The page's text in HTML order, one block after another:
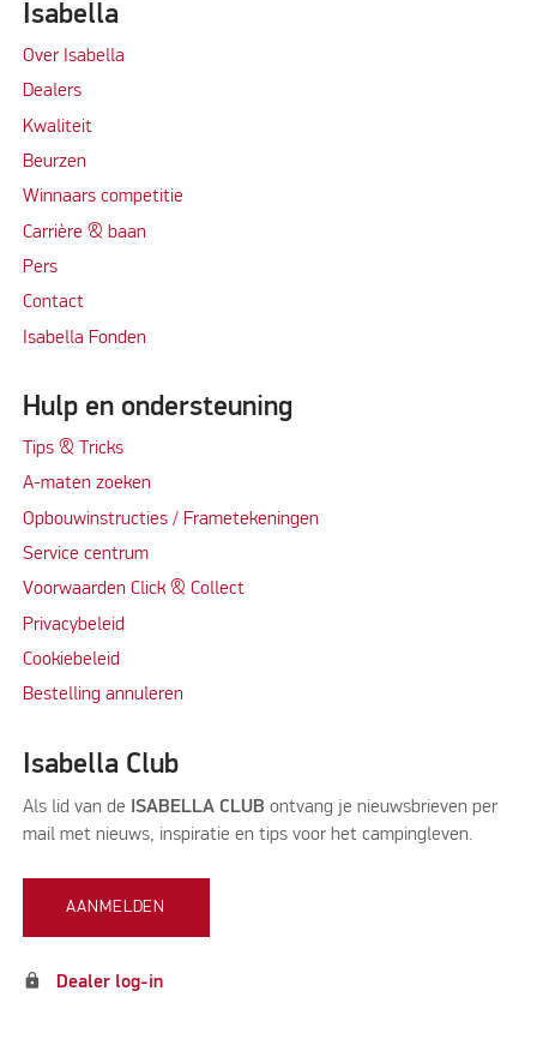
Isabella
Over Isabella
Dealers
Kwaliteit
Beurzen
Winnaars competitie
Carrière & baan
Pers
Contact
Isabella Fonden
Hulp en ondersteuning
Tips & Tricks
A-maten zoeken
Opbouwinstructies / Frametekeningen
Service centrum
Voorwaarden Click & Collect
Privacybeleid
Cookiebeleid
Bestelling annuleren
Isabella Club
Als lid van de ISABELLA CLUB ontvang je nieuwsbrieven per
mail met nieuws, inspiratie en tips voor het campingleven.
AANMELDEN
lock Dealer log-in